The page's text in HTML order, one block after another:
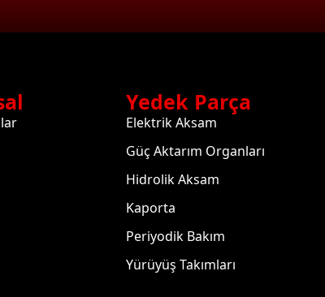
Yedek Parça
Elektrik Aksam
Güç Aktarım Organları
Hidrolik Aksam
Kaporta
Periyodik Bakım
Yürüyüş Takımları